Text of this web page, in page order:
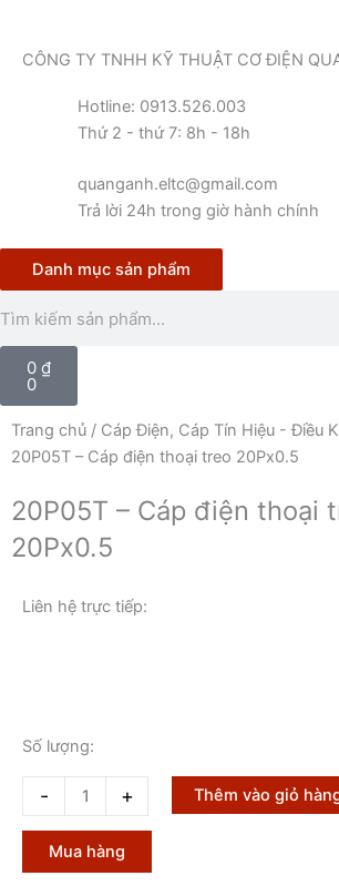
CÔNG TY TNHH KỸ THUẬT CƠ ĐIỆN
Hotline: 0913.526.003
Thứ 2 - thứ 7: 8h - 18h
quanganh.eltc@gmail.com
Trả lời 24h trong giờ hành chính
Danh mục sản phẩm
kiếm
0 ₫
0
Cart
Trang chủ / Cáp Điện, Cáp Tín Hiệu - Điều
20P05T – Cáp điện thoại treo 20Px0.5
20P05T – Cáp điện thoại
20Px0.5
Liên hệ trực tiếp:
Số lượng:
-
-
Cáp
điện
+ Thêm vào giỏ
Mua hàng